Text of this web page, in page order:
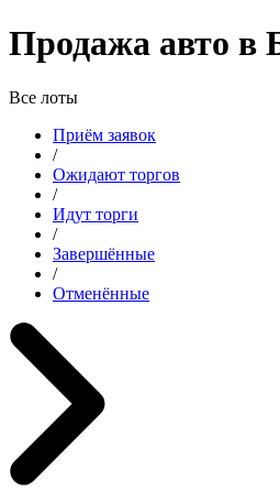
Продажа авто в
Все лоты
Приём заявок
/
Ожидают торгов
/
Идут торги
/
Завершённые
/
Отменённые